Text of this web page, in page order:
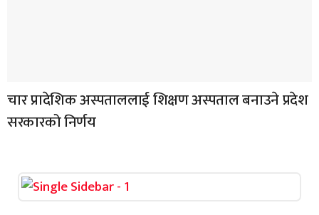
चार प्रादेशिक अस्पताललाई शिक्षण अस्पताल बनाउने प्रदेश
सरकारको निर्णय